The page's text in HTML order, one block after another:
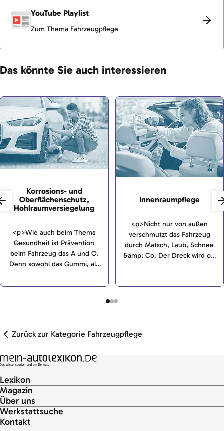
YouTube Playlist
Zum Thema Fahrzeugpflege
Das könnte Sie auch interessieren
Korrosions- und
Oberflächenschutz,
Hohlraumversiegelung
<p>Wie auch beim Thema
Gesundheit ist Prävention
beim Fahrzeug das A und O.
Denn sowohl das Gummi, als
Unterboden können durch die
Innenraumpflege
<p>Nicht nur von außen
verschmutzt das Fahrzeug
durch Matsch, Laub, Schnee
&amp; Co. Der Dreck wird oft
Leder und die Teppiche
Zurück zur Kategorie Fahrzeugpflege
Lexikon
Magazin
Über uns
Werkstattsuche
Kontakt